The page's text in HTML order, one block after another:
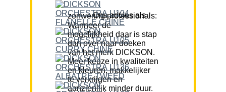
Ons advies als zonwering professionals:
Wanneer de
mogelijkheid daar is stap
dan over naar doeken
van het merk DICKSON.
Meer keuze in kwaliteiten
en kleuren, makkelijker
te verkrijgen en
aanzienlijk minder duur.